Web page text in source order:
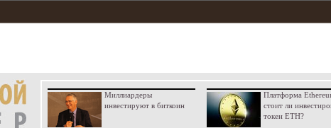
Миллиардеры
инвестируют в биткоин
Платформа
стоит ли
токен ETH?